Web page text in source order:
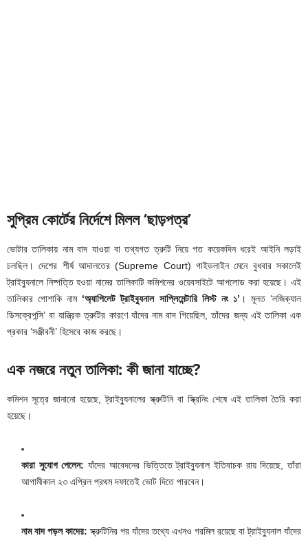
সুপ্রিম কোর্টের নির্দেশে মিলল ‘ছাড়পত্র’
ভোটার তালিকায় নাম বাদ যাওয়া বা তথ্যগত ত্রুটি নিয়ে গত কয়েকদিন ধরেই আইনি লড়াই
চলছিল। দেশের শীর্ষ আদালতের (Supreme Court) গাইডলাইন মেনে বুধবার সকালেই
ট্রাইব্যুনালে নিষ্পত্তি হওয়া নামের তালিকাটি কমিশনের ওয়েবসাইটে আপলোড করা হয়েছে। এই
তালিকার পোশাকি নাম ‘অ্যাপিলেট ট্রাইব্যুনাল সাপ্লিমেন্টারি লিস্ট নং ১’ । মূলত ‘লজিক্যাল
ডিসক্রেপন্সি’ বা যান্ত্রিক ত্রুটির কারণে যাঁদের নাম বাদ গিয়েছিল, তাঁদের জন্য এই তালিকা এক
প্রকার ‘সঞ্জীবনী’ হিসেবে কাজ করছে।
এক নজরে নতুন তালিকা: কী জানা যাচ্ছে?
কমিশন সূত্রে জানানো হয়েছে, ট্রাইব্যুনালের স্ক্রুটিনি বা স্ক্রিনিং শেষে এই তালিকা তৈরি করা
হয়েছে।
কারা সুযোগ পেলেন: যাঁদের আবেদনের ভিত্তিতে ট্রাইব্যুনাল ইতিবাচক রায় দিয়েছে, তাঁরা
আগামীকাল ২৩ এপ্রিল প্রথম দফাতেই ভোট দিতে পারবেন।
নাম বাদ পড়ল কাদের: স্ক্রুটিনির পর যাঁদের তথ্যে এখনও গরমিল রয়েছে বা ট্রাইব্যুনাল যাঁদের